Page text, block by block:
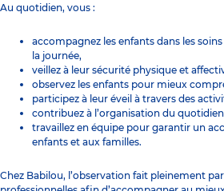
Au quotidien, vous :
accompagnez les enfants dans les
la journée,
veillez à leur sécurité physique et
observez les enfants pour mieux
participez à leur éveil à travers des
contribuez à l’organisation du
travaillez en équipe pour garantir un
enfants et aux familles.
Chez Babilou, l’observation fait pleinement